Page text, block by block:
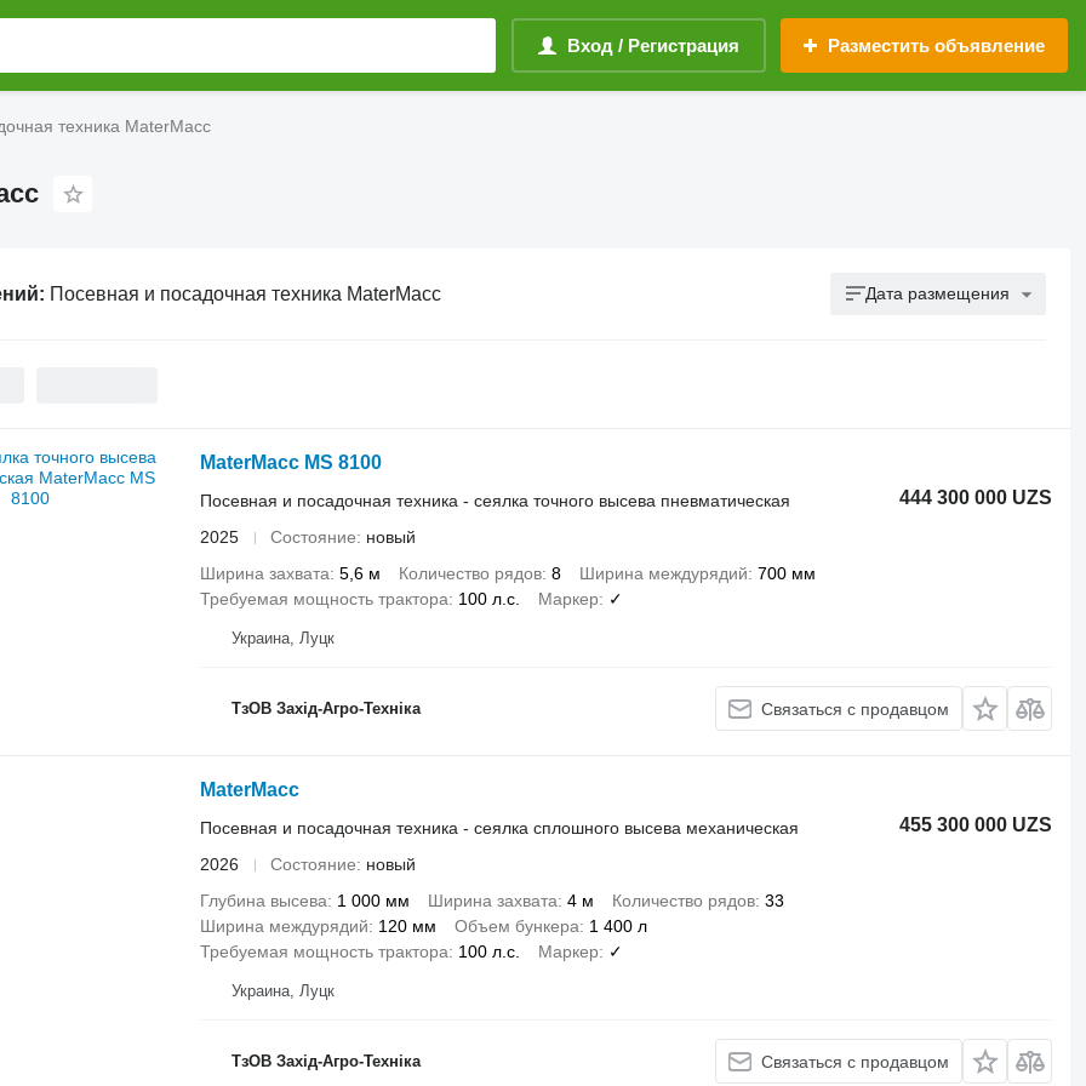
Вход / Регистрация Разместить объявление
техника MaterMacc
Посевная и посадочная техника MaterMacc Дата размещения
MaterMacc MS 8100
444 300 000 UZS
Посевная и посадочная техника - сеялка точного высева пневматическая
2025
Состояние
новый
Ширина захвата 5,6 м Количество рядов 8 Ширина междурядий 700 мм
Требуемая мощность трактора
100 л.с. Маркер ✓
Украина, Луцк
ТзОВ Захід-Агро-Техніка Связаться с продавцом
MaterMacc
455 300 000 UZS
Посевная и посадочная техника - сеялка сплошного высева механическая
2026
Состояние
новый
Глубина высева
1 000 мм Ширина захвата 4 м Количество рядов 33
Ширина междурядий
120 мм Объем бункера
1 400 л
Требуемая мощность трактора
100 л.с. Маркер ✓
Украина, Луцк
ТзОВ Захід-Агро-Техніка Связаться с продавцом